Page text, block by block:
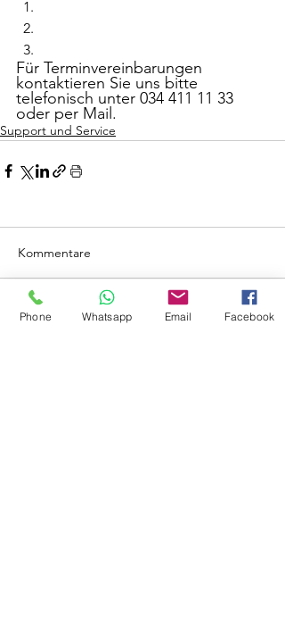
Für Terminvereinbarungen
kontaktieren Sie uns bitte
telefonisch unter 034 411 11 33
oder per Mail.
Support und Service
Kommentare
Kommentar verfassen...
Phone Whatsapp Email Facebook